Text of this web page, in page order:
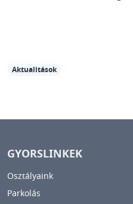
Aktualitások
GYORSLINKEK
Osztályaink
Parkolás